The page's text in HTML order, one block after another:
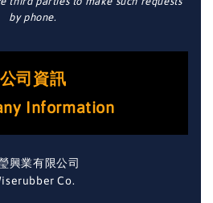
by phone.
公司資訊
Information
興業有限公司
Co.